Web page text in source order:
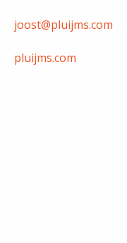
joost@pluijms.com
pluijms.com